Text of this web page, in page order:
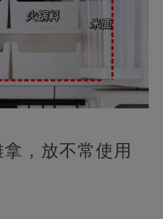
，放不常使用